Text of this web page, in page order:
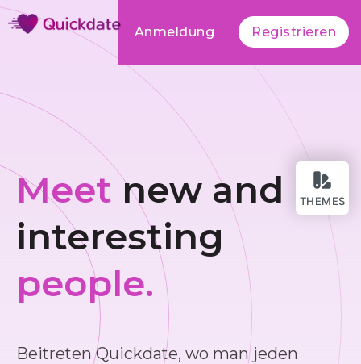
THEMES
Anmeldung Registrieren
Meet new and
interesting
people.
Beitreten Quickdate, wo man jeden